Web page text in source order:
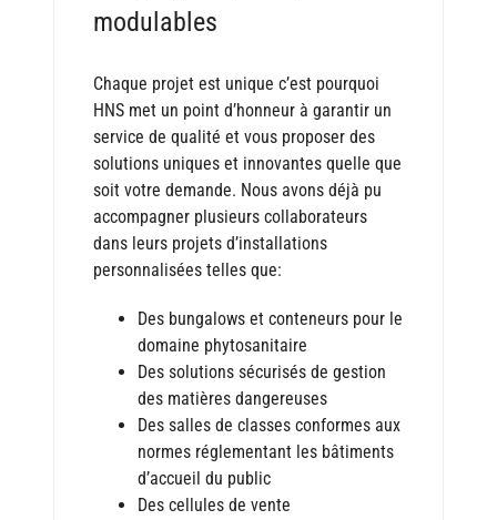
modulables
Chaque projet est unique c’est pourquoi
HNS met un point d’honneur à garantir un
service de qualité et vous proposer des
solutions uniques et innovantes quelle que
soit votre demande. Nous avons déjà pu
accompagner plusieurs collaborateurs
dans leurs projets d’installations
personnalisées telles que:
Des bungalows et conteneurs pour le
domaine phytosanitaire
Des solutions sécurisés de gestion
des matières dangereuses
Des salles de classes conformes aux
normes réglementant les bâtiments
d’accueil du public
Des cellules de vente